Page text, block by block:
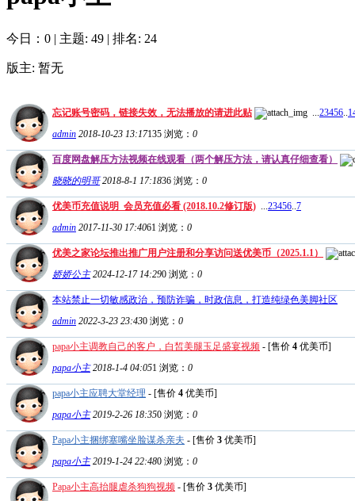
今日：0 | 主题: 49 | 排名: 24
版主: 暂无
忘记账号密码，链接失效，无法播放的请进此贴 23456
admin 2018-10-23 13:17135 浏览： 0
百度网盘解压方法视频在线观看（两个解压方法，请认真仔细查看）
晓晓的明哥 2018-8-1 17:1836 浏览： 0
优美币充值说明_会员充值必看 (2018.10.2修订版) 23456 7
admin 2017-11-30 17:4061 浏览： 0
优美之家论坛推出推广用户注册和分享访问送优美币（2025.1.1）
娇娇公主 2024-12-17 14:290 浏览： 0
本站禁止一切敏感政治，预防诈骗，时政信息，打造纯绿色美脚社区
admin 2022-3-23 23:430 浏览： 0
papa小主调教自己的客户，白皙美腿玉足盛宴视频 - [售价 4 优美币]
papa小主 2018-1-4 04:051 浏览： 0
papa小主应聘大堂经理 - [售价 4 优美币]
papa小主 2019-2-26 18:350 浏览： 0
Papa小主捆绑塞嘴坐脸谋杀亲夫 - [售价 3 优美币]
papa小主 2019-1-24 22:480 浏览： 0
Papa小主高抬腿虐杀狗狗视频 - [售价 3 优美币]